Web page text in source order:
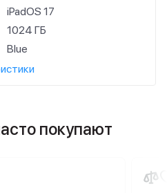
iPadOS 17
1024 ГБ
Blue
покупают